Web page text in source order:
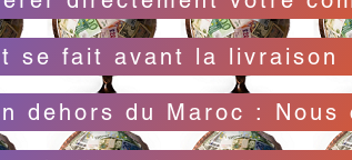
se fait avant la livraison
dehors du Maroc : Nous